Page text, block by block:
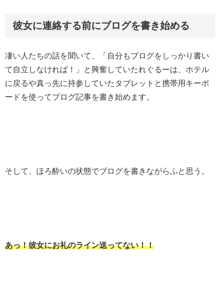
彼女に連絡する前にブログを書き始める
凄い人たちの話を聞いて、「自分もブログをしっかり書い
て自立しなければ！」と興奮していたれぐるーは、ホテル
に戻るや真っ先に持参していたタブレットと携帯用キーボ
ードを使ってブログ記事を書き始めます。
そして、ほろ酔いの状態でブログを書きながらふと思う。
あっ！彼女にお礼のライン送ってない！！